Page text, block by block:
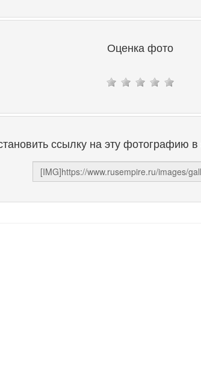
Оценка фото
ссылку на эту фотографию